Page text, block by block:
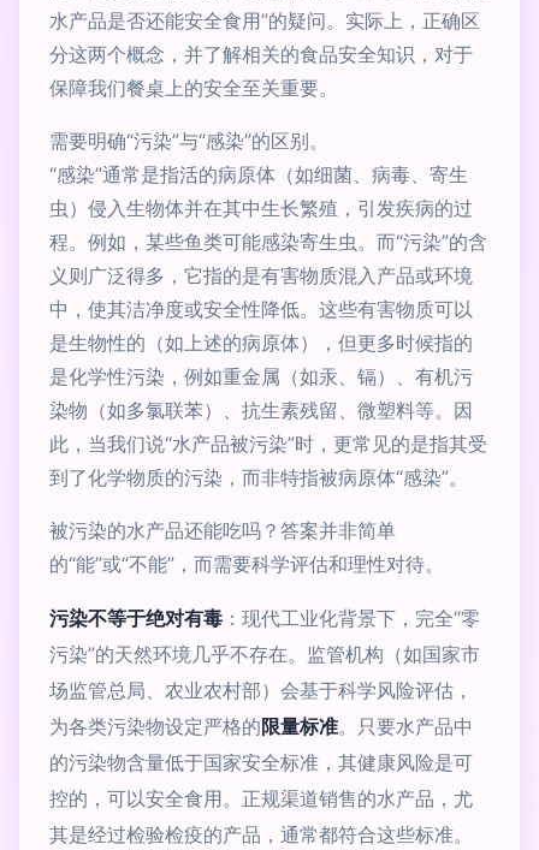
水产品是否还能安全食用”的疑问。实际上，正确区
分这两个概念，并了解相关的食品安全知识，对于
保障我们餐桌上的安全至关重要。
需要明确“污染”与“感染”的区别。
“感染”通常是指活的病原体（如细菌、病毒、寄生
虫）侵入生物体并在其中生长繁殖，引发疾病的过
程。例如，某些鱼类可能感染寄生虫。而“污染”的含
义则广泛得多，它指的是有害物质混入产品或环境
中，使其洁净度或安全性降低。这些有害物质可以
是生物性的（如上述的病原体），但更多时候指的
是化学性污染，例如重金属（如汞、镉）、有机污
染物（如多氯联苯）、抗生素残留、微塑料等。因
此，当我们说“水产品被污染”时，更常见的是指其受
到了化学物质的污染，而非特指被病原体“感染”。
被污染的水产品还能吃吗？答案并非简单
的“能”或“不能”，而需要科学评估和理性对待。
污染不等于绝对有毒 ：现代工业化背景下，完全“零
污染”的天然环境几乎不存在。监管机构（如国家市
场监管总局、农业农村部）会基于科学风险评估，
为各类污染物设定严格的限量标准。只要水产品中
的污染物含量低于国家安全标准，其健康风险是可
控的，可以安全食用。正规渠道销售的水产品，尤
其是经过检验检疫的产品，通常都符合这些标准。